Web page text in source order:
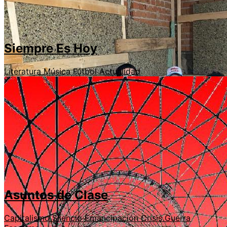
Siempre Es Hoy
LiteraturaMúsicaFútbolActualidad
Asuntos de Clase
CapitalismoSilencioEmancipaciónCrisisGuerra